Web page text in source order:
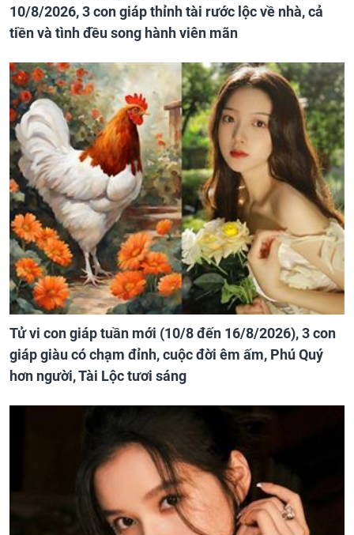
10/8/2026, 3 con giáp thỉnh tài rước lộc về nhà, cả
tiền và tình đều song hành viên mãn
Tử vi con giáp tuần mới (10/8 đến 16/8/2026), 3 con
giáp giàu có chạm đỉnh, cuộc đời êm ấm, Phú Quý
hơn người, Tài Lộc tươi sáng